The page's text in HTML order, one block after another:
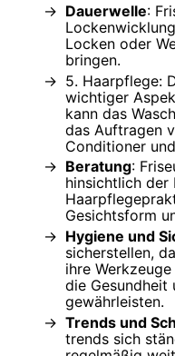
Dauerwelle:
Locken oder
bringen.
5. Haarpflege:
wichtiger
kann das
das Auftragen
Conditioner
Beratung:
hinsichtlich der
Gesichtsform
Hygiene und
sicherstellen,
ihre
die Gesundheit
gewährleisten.
Trends und
trends sich